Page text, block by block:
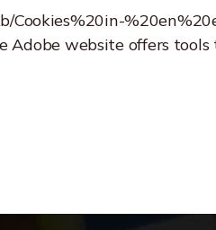
Cookies%20in-
Adobe website offers